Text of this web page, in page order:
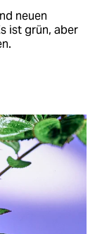
neuen
ist grün, aber